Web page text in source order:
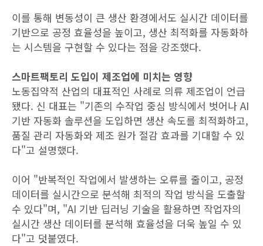
이를 통해 변동성이 큰 생산 환경에서도 실시간 데이터를
기반으로 공정 효율성을 높이고, 생산 최적화를 자동화하
는 시스템을 구현할 수 있다는 점을 강조했다.
스마트팩토리 도입이 제조업에 미치는 영향
노동집약적 산업의 대표적인 사례로 의류 제조업이 언급
됐다. 신 대표는 "기존의 수작업 중심 방식에서 벗어나 AI
기반 자동화 솔루션을 도입하면 생산 속도를 최적화하고,
품질 관리 자동화와 제조 원가 절감 효과를 기대할 수 있
다"고 설명했다.
이어 "반복적인 작업에서 발생하는 오류를 줄이고, 공정
데이터를 실시간으로 분석해 최적의 작업 방식을 도출할
수 있다"며, "AI 기반 딥러닝 기술을 활용하면 작업자의
실시간 생산 데이터를 분석해 효율성을 더욱 높일 수 있
다"고 덧붙였다.